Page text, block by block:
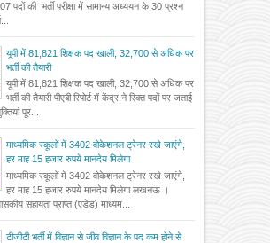
पदों की भर्ती परीक्षा में सामान्य अध्ययन के 30 प्रश्न
यूपी में 81,821 शिक्षक पद खाली, 32,700 से अधिक पर
भर्ती की तैयारी
यूपी में 81,821 शिक्षक पद खाली, 32,700 से अधिक पर
भर्ती की तैयारी पीएबी रिपोर्ट में केंद्र ने रिक्त पदों पर जताई
पूर...
माध्यमिक स्कूलों में 3402 वोकेशनल ट्रेनर रखे जाएंगे,
हर माह 15 हजार रुपये मानदेय मिलेगा
माध्यमिक स्कूलों में 3402 वोकेशनल ट्रेनर रखे जाएंगे,
हर माह 15 हजार रुपये मानदेय मिलेगा लखनऊ ।
सहायता प्राप्त (एडेड) माध्यम...
टीजीटी भर्ती में विज्ञान से जीव विज्ञान के पद कम होने से